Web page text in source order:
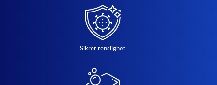
Sikrer renslighet